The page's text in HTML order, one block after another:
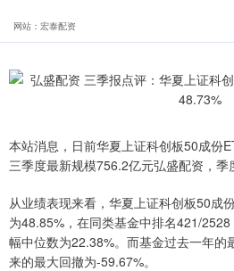
网站：宏泰配资
本站消息，日前华夏上证科创板50成份
三季度最新规模756.2亿元弘盛配资，季
从业绩表现来看，华夏上证科创板50成
为48.85%，在同类基金中排名421/
幅中位数为22.38%。而基金过去一年的
来的最大回撤为-59.67%。